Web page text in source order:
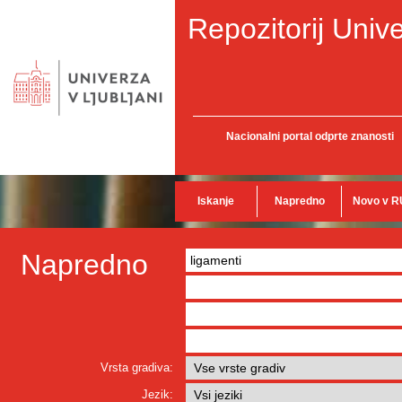
Repozitorij
Nacionalni portal odprte znanosti
Iskanje Napredno Novo v
Napredno
Vrsta gradiva:
Jezik: